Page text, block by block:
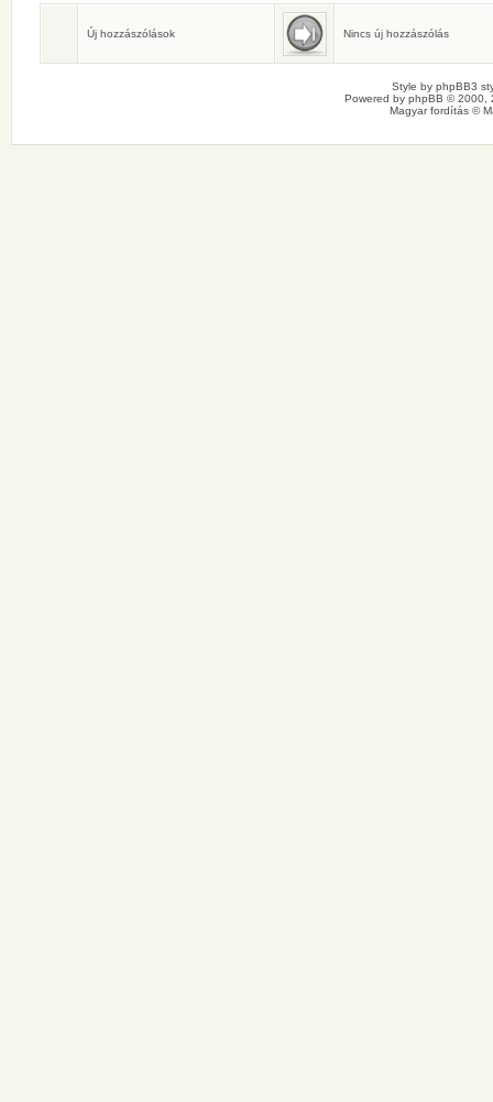
Születésnaposok
Ma senkinek sincs születésnapja.
Új hozzászólások Nincs új hozzászólás
Style by phpBB3
Powered by phpBB © 2000,
Magyar fordítás ©